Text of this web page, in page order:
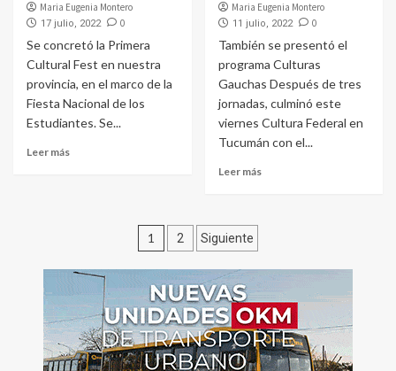
Maria Eugenia Montero
17 julio, 2022 0
Se concretó la Primera
Cultural Fest en nuestra
provincia, en el marco de la
Fiesta Nacional de los
Estudiantes. Se...
Leer más
Maria Eugenia Montero
11 julio, 2022 0
También se presentó el
programa Culturas
Gauchas Después de tres
jornadas, culminó este
viernes Cultura Federal en
Tucumán con el...
Leer más
Paginación
de
entradas
1 2 Siguiente